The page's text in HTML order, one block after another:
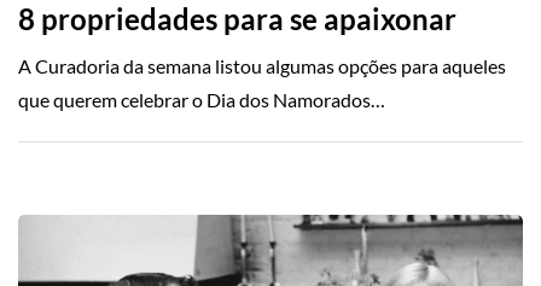
8 propriedades para se apaixonar
A Curadoria da semana listou algumas opções para aqueles
que querem celebrar o Dia dos Namorados…